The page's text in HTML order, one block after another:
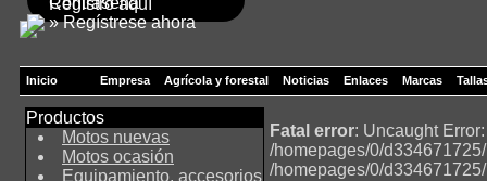
» Regístrese ahora
Registro aquí
Inicio Empresa Agrícola y forestal Noticias Enlaces Marcas
Productos
Motos nuevas
Motos ocasión
Equipamiento, accesorios
Fatal error: Uncaught
/homepages/0/
/homepages/0/